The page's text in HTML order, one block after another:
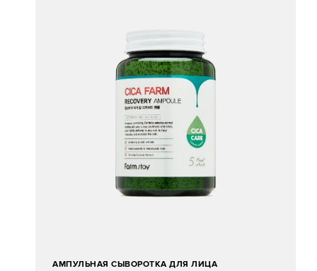
АМПУЛЬНАЯ СЫВОРОТКА ДЛЯ ЛИЦА